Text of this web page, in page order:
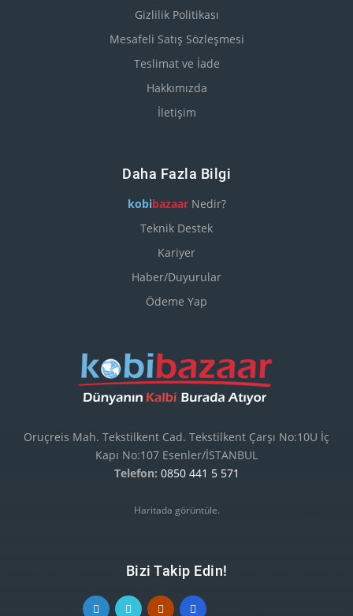
Gizlilik Politikası
Mesafeli Satış Sözleşmesi
Teslimat ve İade
Hakkımızda
İletişim
Daha Fazla Bilgi
kobibazaarNedir?
Teknik Destek
Kariyer
Haber/Duyurular
Ödeme Yap
Oruçreis Mah. Tekstilkent Cad. Tekstilkent Çarşı No:10U İç
Kapı No:107 Esenler/İSTANBUL
Telefon: 0850 441 5 571
Haritada görüntüle.
Bizi Takip Edin!